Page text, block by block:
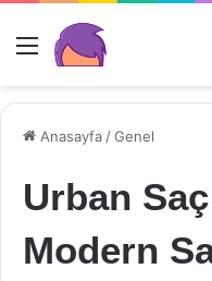
Menü
Anasayfa /Genel
Urban
Modern